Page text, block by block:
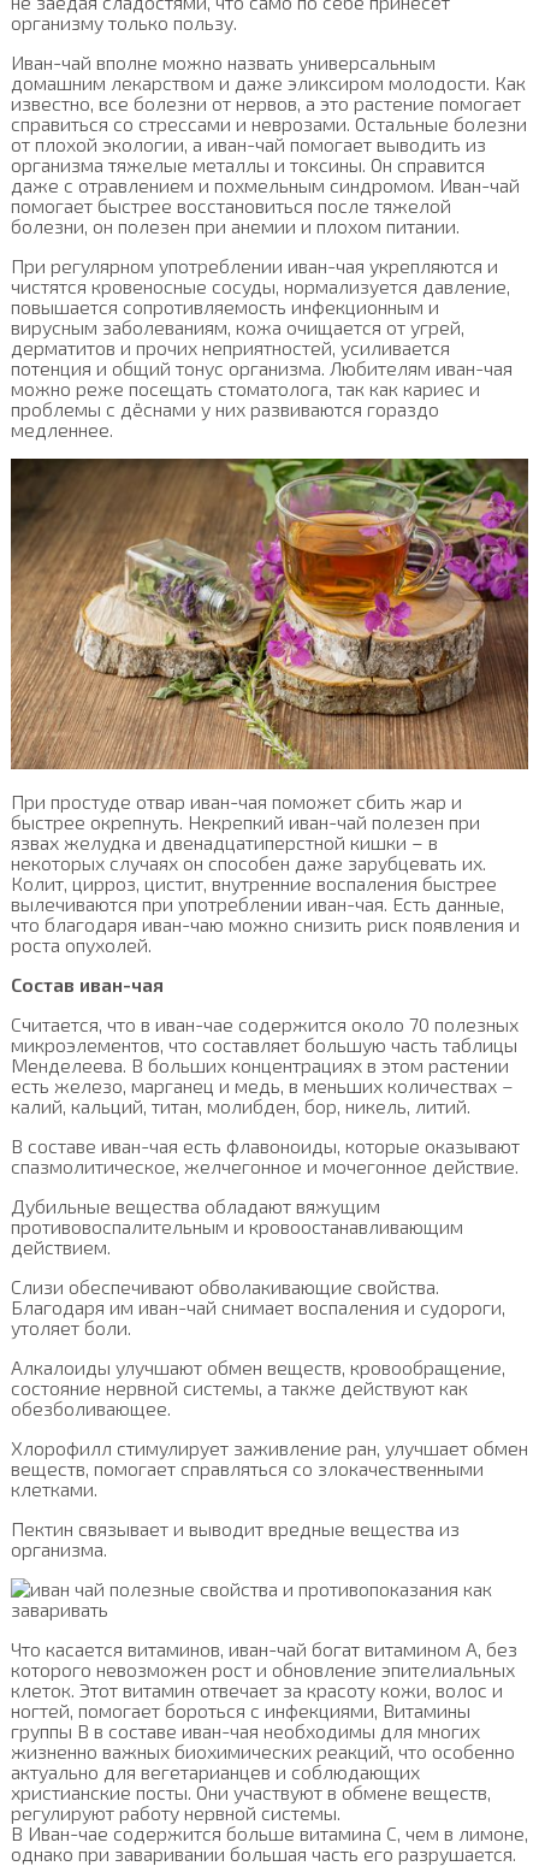
организму только пользу.
Иван-чай вполне можно назвать универсальным
домашним лекарством и даже эликсиром молодости. Как
известно, все болезни от нервов, а это растение помогает
справиться со стрессами и неврозами. Остальные болезни
от плохой экологии, а иван-чай помогает выводить из
организма тяжелые металлы и токсины. Он справится
даже с отравлением и похмельным синдромом. Иван-чай
помогает быстрее восстановиться после тяжелой
болезни, он полезен при анемии и плохом питании.
При регулярном употреблении иван-чая укрепляются и
чистятся кровеносные сосуды, нормализуется давление,
повышается сопротивляемость инфекционным и
вирусным заболеваниям, кожа очищается от угрей,
дерматитов и прочих неприятностей, усиливается
потенция и общий тонус организма. Любителям иван-чая
можно реже посещать стоматолога, так как кариес и
проблемы с дёснами у них развиваются гораздо
медленнее.
При простуде отвар иван-чая поможет сбить жар и
быстрее окрепнуть. Некрепкий иван-чай полезен при
язвах желудка и двенадцатиперстной кишки – в
некоторых случаях он способен даже зарубцевать их.
Колит, цирроз, цистит, внутренние воспаления быстрее
вылечиваются при употреблении иван-чая. Есть данные,
что благодаря иван-чаю можно снизить риск появления и
роста опухолей.
Состав иван-чая
Считается, что в иван-чае содержится около 70 полезных
микроэлементов, что составляет большую часть таблицы
Менделеева. В больших концентрациях в этом растении
есть железо, марганец и медь, в меньших количествах –
калий, кальций, титан, молибден, бор, никель, литий.
В составе иван-чая есть флавоноиды, которые оказывают
спазмолитическое, желчегонное и мочегонное действие.
Дубильные вещества обладают вяжущим
противовоспалительным и кровоостанавливающим
действием.
Слизи обеспечивают обволакивающие свойства.
Благодаря им иван-чай снимает воспаления и судороги,
утоляет боли.
Алкалоиды улучшают обмен веществ, кровообращение,
состояние нервной системы, а также действуют как
обезболивающее.
Хлорофилл стимулирует заживление ран, улучшает обмен
веществ, помогает справляться со злокачественными
клетками.
Пектин связывает и выводит вредные вещества из
организма.
Что касается витаминов, иван-чай богат витамином А, без
которого невозможен рост и обновление эпителиальных
клеток. Этот витамин отвечает за красоту кожи, волос и
ногтей, помогает бороться с инфекциями, Витамины
группы В в составе иван-чая необходимы для многих
жизненно важных биохимических реакций, что особенно
актуально для вегетарианцев и соблюдающих
христианские посты. Они участвуют в обмене веществ,
регулируют работу нервной системы.
В Иван-чае содержится больше витамина С, чем в лимоне,
однако при заваривании большая часть его разрушается.